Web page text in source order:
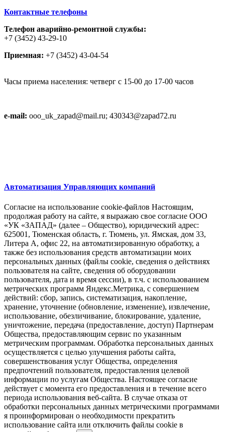
Контактные телефоны
Телефон аварийно-ремонтной службы:
+7 (3452) 43-29-10
Приемная: +7 (3452) 43-04-54
Часы приема населения: четверг с 15-00 до 17-00 часов
e-mail: ooo_uk_zapad@mail.ru; 430343@zapad72.ru
Автоматизация Управляющих компаний
Согласие на использование cookie-файлов Настоящим,
продолжая работу на сайте, я выражаю свое согласие ООО
«УК «ЗАПАД» (далее – Общество), юридический адрес:
625001, Тюменская область, г. Тюмень, ул. Ямская, дом 33,
Литера А, офис 22, на автоматизированную обработку, а
также без использования средств автоматизации моих
персональных данных (файлы cookie, сведения о действиях
пользователя на сайте, сведения об оборудовании
пользователя, дата и время сессии), в т.ч. с использованием
метрических программ Яндекс.Метрика, с совершением
действий: сбор, запись, систематизация, накопление,
хранение, уточнение (обновление, изменение), извлечение,
использование, обезличивание, блокирование, удаление,
уничтожение, передача (предоставление, доступ) Партнерам
Общества, предоставляющим сервис по указанным
метрическим программам. Обработка персональных данных
осуществляется с целью улучшения работы сайта,
совершенствования услуг Общества, определения
предпочтений пользователя, предоставления целевой
информации по услугам Общества. Настоящее согласие
действует с момента его предоставления и в течение всего
периода использования веб-сайта. В случае отказа от
обработки персональных данных метрическими программами
я проинформирован о необходимости прекратить
использование сайта или отключить файлы cookie в